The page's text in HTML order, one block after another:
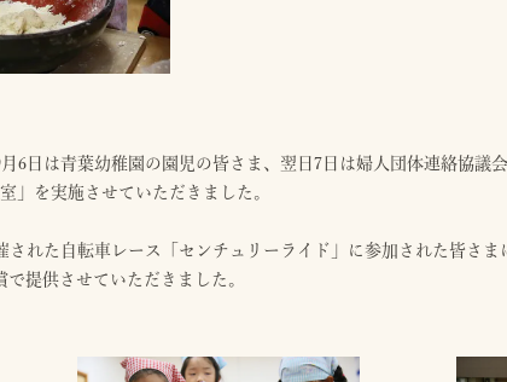
6日は青葉幼稚園の園児の皆さま、翌日7日は婦人団体連絡協議
」を実施させていただきました。
された自転車レース「センチュリーライド」に参加された皆さ
提供させていただきました。